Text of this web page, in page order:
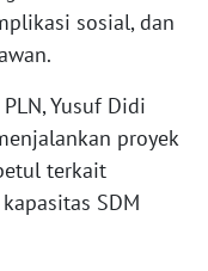
sosial, dan
Yusuf Didi
proyek
terkait
SDM